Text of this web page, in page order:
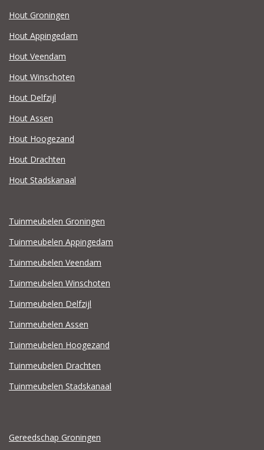
Hout Groningen
Hout Appingedam
Hout Veendam
Hout Winschoten
Hout Delfzijl
Hout Assen
Hout Hoogezand
Hout Drachten
Hout Stadskanaal
Tuinmeubelen Groningen
Tuinmeubelen Appingedam
Tuinmeubelen Veendam
Tuinmeubelen Winschoten
Tuinmeubelen Delfzijl
Tuinmeubelen Assen
Tuinmeubelen Hoogezand
Tuinmeubelen Drachten
Tuinmeubelen Stadskanaal
Gereedschap Groningen